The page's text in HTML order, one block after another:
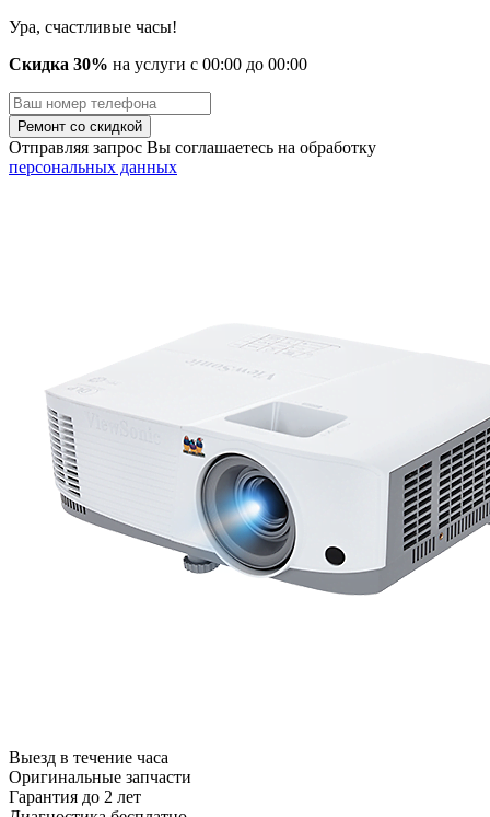
Ура, счастливые часы!
Скидка 30% на услуги с 00:00 до 00:00
Отправляя запрос Вы соглашаетесь на обработку
персональных данных
Выезд в течение часа
Оригинальные запчасти
Гарантия до 2 лет